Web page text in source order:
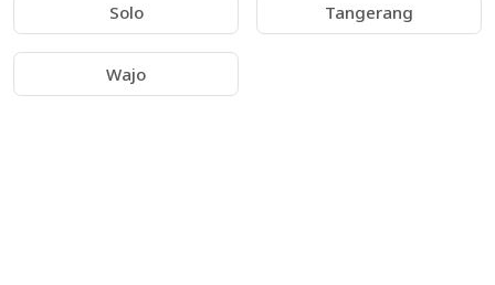
Solo Tangerang
Wajo